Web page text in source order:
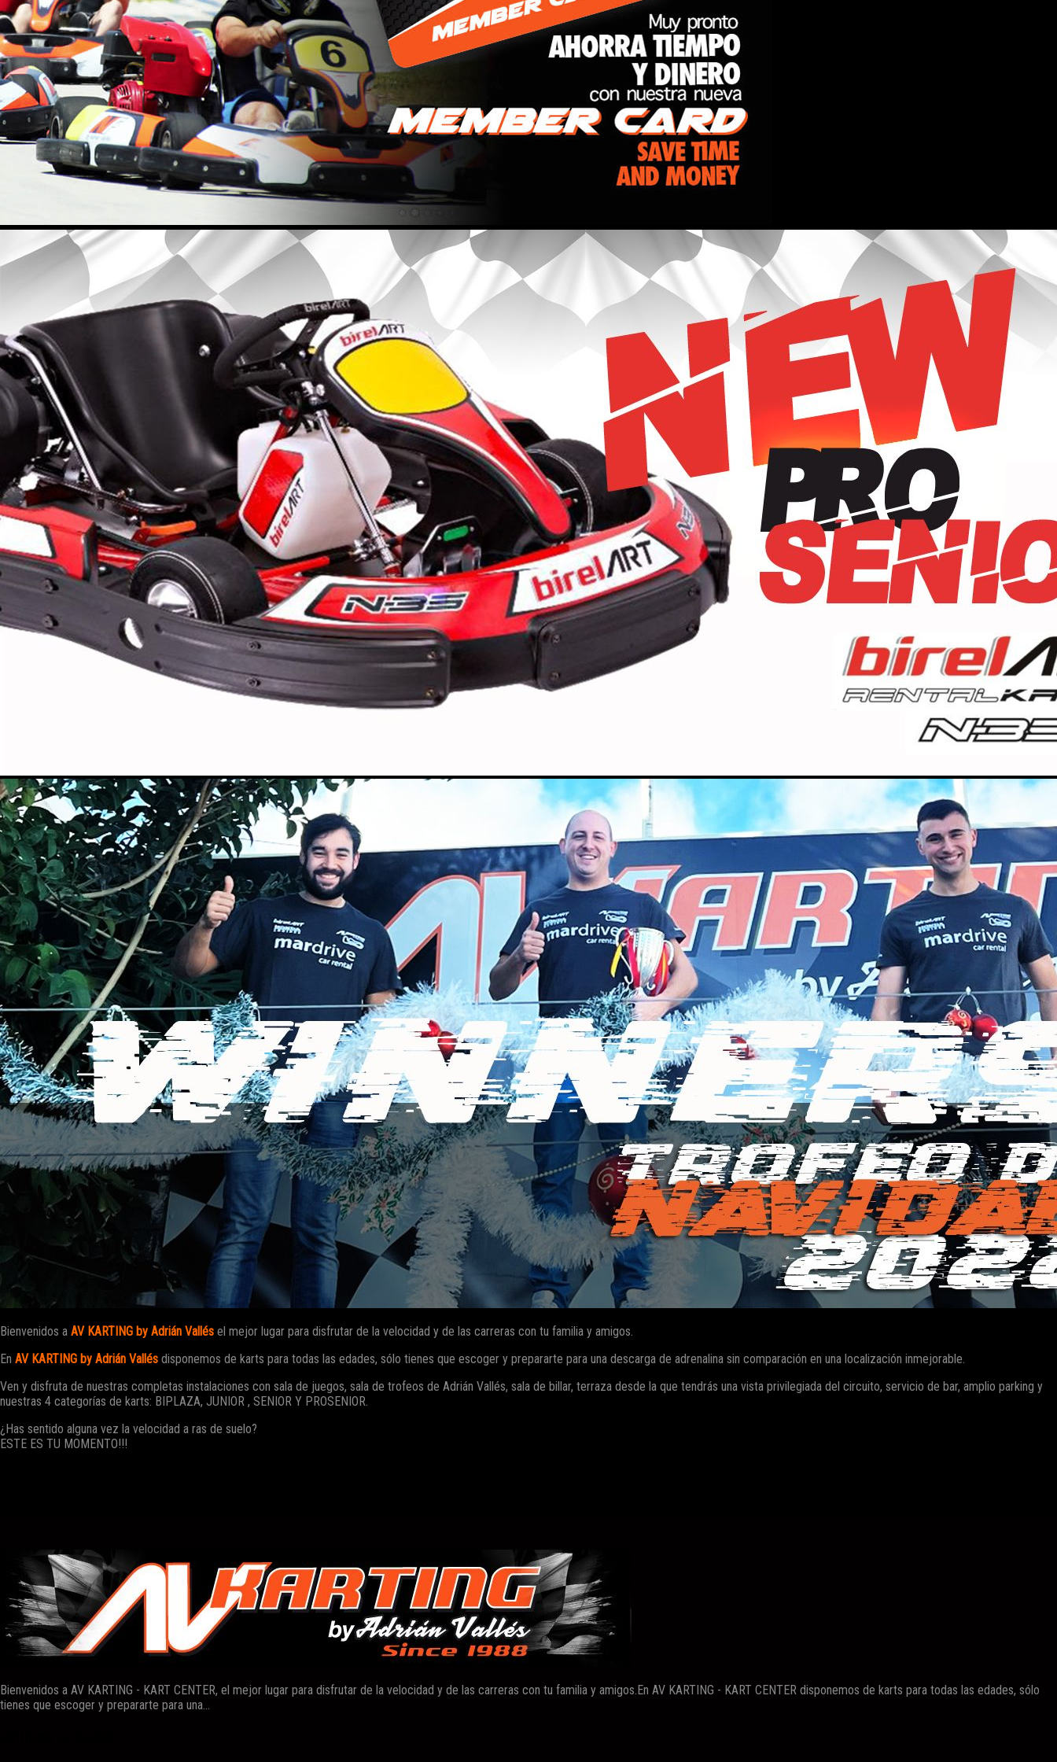
Bienvenidos a AV KARTING by Adrián Vallés el mejor lugar para disfrutar de la velocidad y de las carreras con tu familia y amigos.
En AV KARTING by Adrián Vallés disponemos de karts para todas las edades, sólo tienes que escoger y prepararte para una descarga de adrenalina sin comparación en una localización inmejorable.
Ven y disfruta de nuestras completas instalaciones con sala de juegos, sala de trofeos de Adrián Vallés, sala de billar, terraza desde la que tendrás una vista privilegiada del circuito, servicio de bar, amplio parking y
nuestras 4 categorías de karts: BIPLAZA, JUNIOR , SENIOR Y PROSENIOR.
¿Has sentido alguna vez la velocidad a ras de suelo?
ESTE ES TU MOMENTO!!!
Bienvenidos a AV KARTING - KART CENTER, el mejor lugar para disfrutar de la velocidad y de las carreras con tu familia y amigos.En AV KARTING - KART CENTER disponemos de karts para todas las edades, sólo
tienes que escoger y prepararte para una...